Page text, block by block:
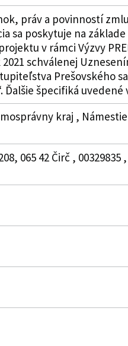
práv a povinností
sa poskytuje na
v rámci Výzvy
schválenej
Prešovského
Ďalšie špecifiká
kraj , Námestie
065 42 Čirč ,